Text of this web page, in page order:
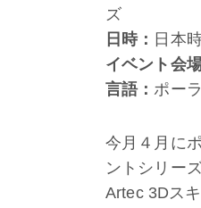
ズ
日時： 日本
イベント会場
言語： ポー
今月４月に
ントシリー
Artec 3Dス